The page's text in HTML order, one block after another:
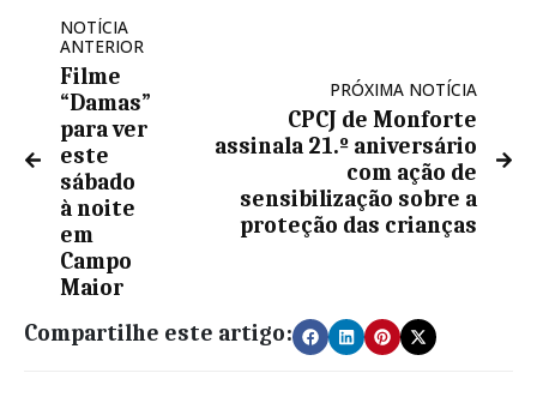
NOTÍCIA
ANTERIOR
Filme
“Damas”
para ver
este
sábado
à noite
em
Campo
Maior
PRÓXIMA NOTÍCIA
CPCJ de Monforte
assinala 21.º aniversário
com ação de
sensibilização sobre a
proteção das crianças
Compartilhe este artigo: